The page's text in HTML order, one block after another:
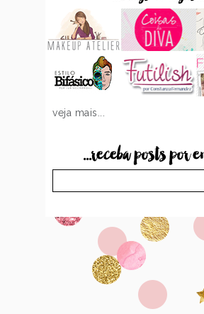
veja mais...
...receba posts por